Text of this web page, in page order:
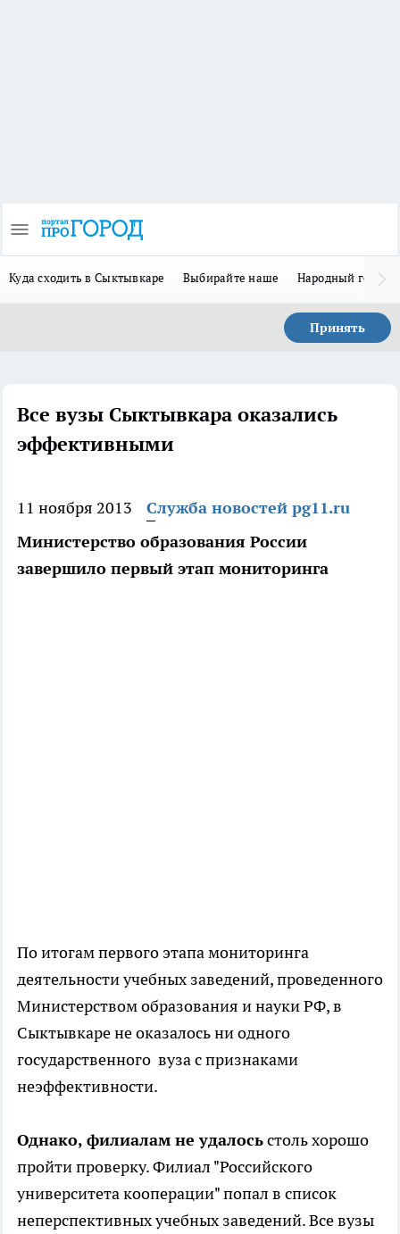
Куда сходить в Сыктывкаре Выбирайте наше Народный герой-
Принять
Все вузы Сыктывкара оказались
эффективными
11 ноября 2013
Служба новостей pg11.ru
Министерство образования России
завершило первый этап мониторинга
По итогам первого этапа мониторинга
деятельности учебных заведений, проведенного
Министерством образования и науки РФ, в
Сыктывкаре не оказалось ни одного
государственного вуза с признаками
неэффективности.
Однако, филиалам не удалосьстоль хорошо
пройти проверку. Филиал "Российского
университета кооперации" попал в список
неперспективных учебных заведений. Все вузы